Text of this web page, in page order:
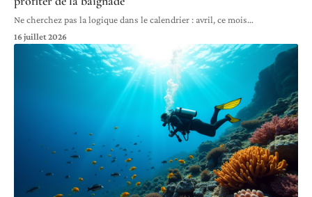
Ne cherchez pas la logique dans le calendrier : avril, ce mois…
16 juillet 2026